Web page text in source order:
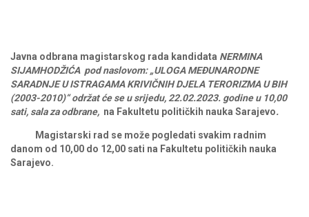
Javna odbrana magistarskog rada kandidata NERMINA
SIJAMHODŽIĆA pod naslovom: „ULOGA MEĐUNARODNE
SARADNJE U ISTRAGAMA KRIVIČNIH DJELA TERORIZMA U BIH
(2003-2010)“ održat će seu srijedu, 22.02.2023. godine u10,00
sati, sala za odbrane, na Fakultetu političkih nauka Sarajevo.
Magistarski rad se može pogledati svakim radnim
danom od 10,00 do 12,00 sati na Fakultetu političkih nauka
Sarajevo.